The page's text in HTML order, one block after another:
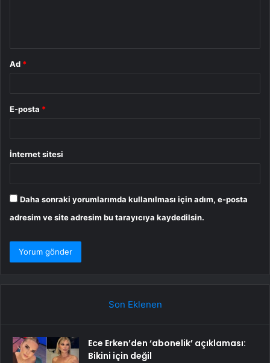
Ad *
E-posta *
İnternet sitesi
Daha sonraki yorumlarımda kullanılması için adım, e-posta
adresim ve site adresim bu tarayıcıya kaydedilsin.
Son Eklenen
Ece Erken’den ‘abonelik’ açıklaması:
Bikini için değil